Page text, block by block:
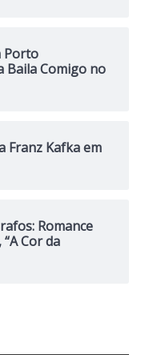
Porto
Baila Comigo no
Franz Kafka em
Romance
Cor da